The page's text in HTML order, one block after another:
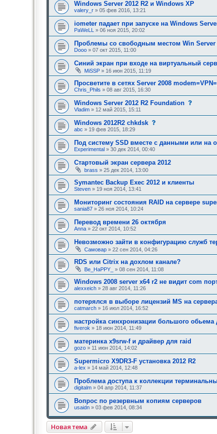
и
,
р
б
у
щ
е
е
о
р
е
Windows Server 2012 R2 и Windows XP
valery_r » 05 фев 2016, 13:21
iometer падает при запуске на Windows
PaWeLL » 06 ноя 2015, 20:02
Проблемы со свободным местом Win Server
Dooo » 07 окт 2015, 11:00
Синий экран при входе на виртуальный
MiSSP » 16 июн 2015, 11:19
Просветите в сетях Server 2008
Chris_Phils » 08 авг 2015, 16:30
Windows Server 2012 R2 Foundation
н
и
,
б
щ
е
е
р
е
н
Vladim » 12 май 2015, 15:11
Windows 2012R2 chkdsk
щ
н
и
,
т
р
б
у
щ
е
е
о
р
е
н
и
abc » 19 фев 2015, 18:29
Под систему SSD вместе с данными или на
Experimental » 30 дек 2014, 00:40
Стартовый экран сервера 2012
brass » 25 дек 2014, 13:00
Symantec Backup Exec 2012 и клиенты
Steven » 19 ноя 2014, 13:41
Мониторинг состояния RAID на сервере
sania87 » 26 ноя 2014, 10:24
Перевод времени 26 октября
Anna » 22 окт 2014, 10:52
Невозможно зайти в конфигурацию служб
Самовар » 22 сен 2014, 04:26
RDS или Citrix на дохлом канале?
Be_HaPPY_ » 08 сен 2014, 11:08
Windows 2008 server x64 r2 не видит com
alexxeich » 28 авг 2014, 11:26
потерялся в выборе лицензий MS на
catmarch » 16 июл 2014, 16:52
настройка синхронизации большого обьема
fiverok » 18 июн 2014, 11:49
материнка x9srw-f и драйвер для raid
gozo » 11 июн 2014, 14:02
Supermicro X9DR3-F установка 2012 R2
a-lex » 14 май 2014, 12:48
Проблема доступа к коллекции
digitalm » 04 апр 2014, 11:37
Вопрос по резервным копиям серверов
usaidn » 03 фев 2014, 08:34
Новая тема